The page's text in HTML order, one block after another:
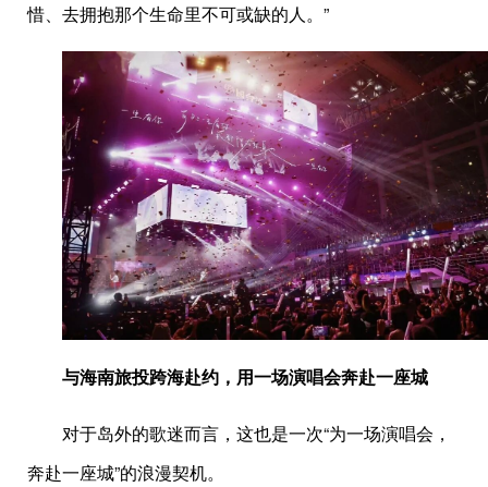
惜、去拥抱那个生命里不可或缺的人。”
与海南旅投跨海赴约，用一场演唱会奔赴一座城
对于岛外的歌迷而言，这也是一次“为一场演唱会，
奔赴一座城”的浪漫契机。